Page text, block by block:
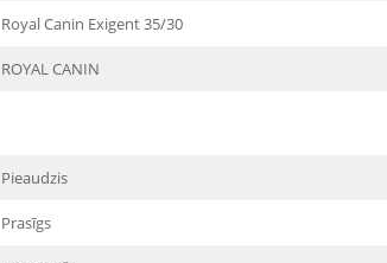
Royal Canin Exigent 35/30
ROYAL CANIN
Pieaudzis
Prasīgs